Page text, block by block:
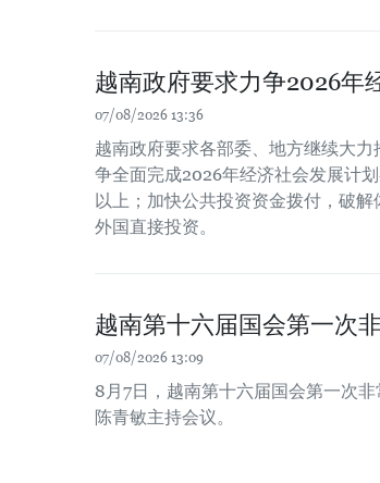
越南政府要求力争2026年
07/08/2026 13:36
越南政府要求各部委、地方继续大
争全面完成2026年经济社会发展计
以上；加快公共投资资金拨付，破
外国直接投资。
越南第十六届国会第一次
07/08/2026 13:09
8月7日，越南第十六届国会第一次
陈青敏主持会议。